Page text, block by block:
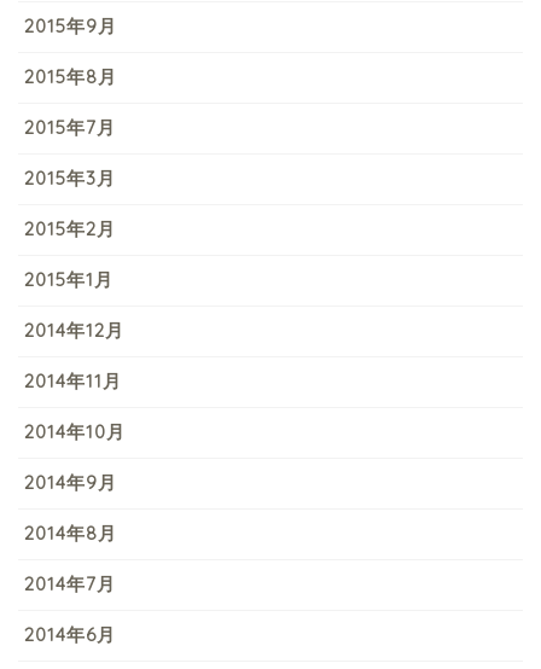
2015年9月
2015年8月
2015年7月
2015年3月
2015年2月
2015年1月
2014年12月
2014年11月
2014年10月
2014年9月
2014年8月
2014年7月
2014年6月